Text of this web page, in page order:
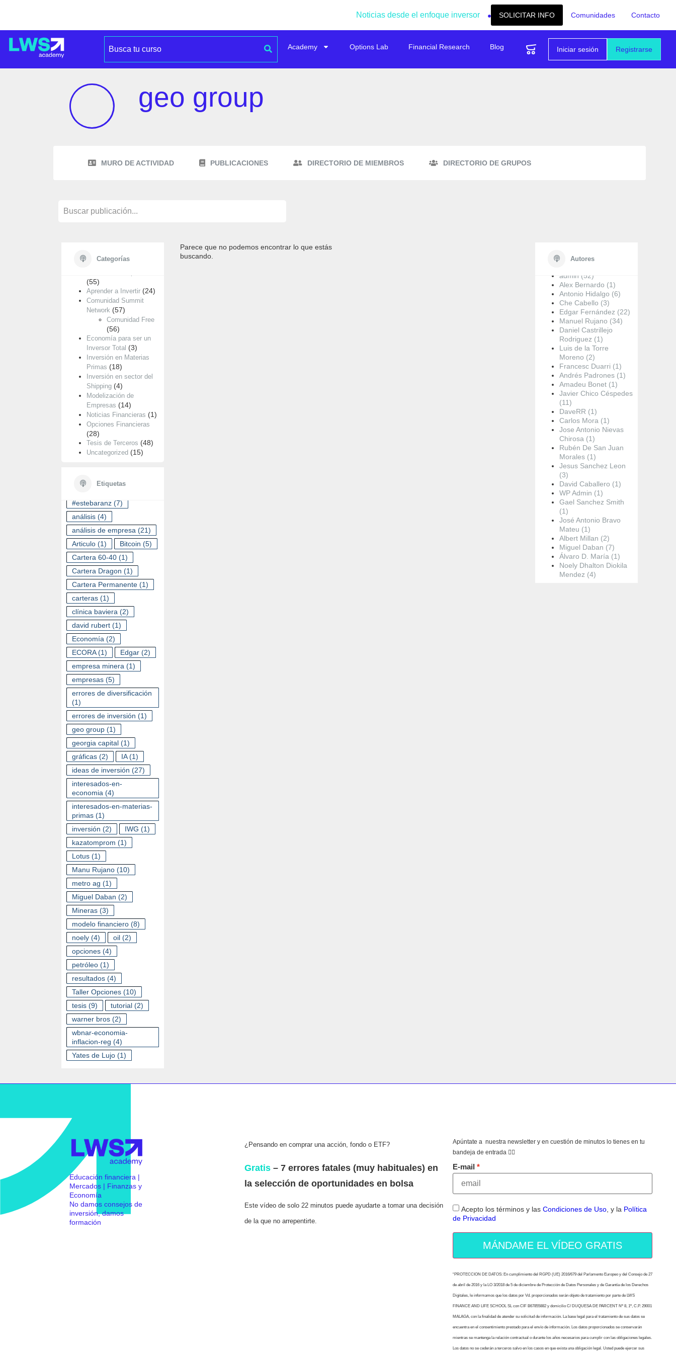
Noticias desde el enfoque inversor SOLICITAR INFO Comunidades Contacto
Registrarse
Iniciar sesión
Academy Options Lab Financial Research Blog
geo group
MURO DE ACTIVIDAD PUBLICACIONES DIRECTORIO DE MIEMBROS DIRECTORIO DE GRUPOS
Categorías
Categorías
(55)
Aprender a Invertir (24)
Comunidad Summit
Network (57)
Comunidad Free
(56)
Economía para ser un
Inversor Total (3)
Inversión en Materias
Primas (18)
Inversión en sector del
Shipping (4)
Modelización de
Empresas (14)
Noticias Financieras (1)
Opciones Financieras
(28)
Tesis de Terceros (48)
Uncategorized (15)
Etiquetas
ETIQUETAS
#estebaranz (7)
análisis (4)
análisis de empresa (21)
Articulo (1) Bitcoin (5)
Cartera 60-40 (1)
Cartera Dragon (1)
Cartera Permanente (1)
carteras (1)
clínica baviera (2)
david rubert (1)
Economía (2)
ECORA(1) Edgar (2)
empresa minera (1)
empresas (5)
errores de diversificación
(1)
errores de inversión (1)
geo group (1)
georgia capital (1)
gráficas (2) IA(1)
ideas de inversión (27)
interesados-en-
economia (4)
interesados-en-materias-
primas (1)
inversión (2) IWG (1)
kazatomprom (1)
Lotus (1)
Manu Rujano (10)
metro ag (1)
Miguel Daban (2)
Mineras (3)
modelo financiero (8)
noely (4) oil (2)
opciones (4)
petróleo (1)
resultados (4)
Taller Opciones (10)
tesis (9) tutorial (2)
warner bros (2)
wbnar-economia-
inflacion-reg (4)
Yates de Lujo (1)
Parece que no podemos encontrar lo que estás
buscando.
Autores
admin (52)
Alex Bernardo (1)
Antonio Hidalgo (6)
Che Cabello (3)
Edgar Fernández (22)
Manuel Rujano (34)
Daniel Castrillejo
Rodriguez (1)
Luis de la Torre
Moreno (2)
Francesc Duarri (1)
Andrés Padrones (1)
Amadeu Bonet (1)
Javier Chico Céspedes
(11)
DaveRR (1)
Carlos Mora (1)
Jose Antonio Nievas
Chirosa (1)
Rubén De San Juan
Morales (1)
Jesus Sanchez Leon
(3)
David Caballero (1)
WP Admin (1)
Gael Sanchez Smith
(1)
José Antonio Bravo
Mateu (1)
Albert Millan (2)
Miguel Daban (7)
Álvaro D. María (1)
Noely Dhalton Diokila
Mendez (4)
Educación financiera |
Mercados | Finanzas y
Economía
No damos consejos de
inversión, damos
formación
¿Pensando en comprar una acción, fondo o ETF?
Gratis– 7 errores fatales (muy habituales) en
la selección de oportunidades en bolsa
Este vídeo de solo 22 minutos puede ayudarte a tomar una decisión
de la que no arrepentirte.
Apúntate a nuestra newsletter y en cuestión de minutos lo tienes en tu
bandeja de entrada 👇🏻
E-mail
Acepto los términos y las Condiciones de Uso, y la Política
de Privacidad
MÁNDAME EL VÍDEO GRATIS
“PROTECCION DE DATOS: En cumplimiento del RGPD (UE) 2016/679 del Parlamento Europeo y del Consejo de 27
de abril de 2016 y la LO 3/2018 de 5 de diciembre de Protección de Datos Personales y de Garantía de los Derechos
Digitales, le informamos que los datos por Vd. proporcionados serán objeto de tratamiento por parte de LWS
FINANCE AND LIFE SCHOOL SL con CIF B67855882 y domicilio C/ DUQUESA DE PARCENT Nº 8, 1º, C.P. 29001
MALAGA, con la finalidad de atender su solicitud de información. La base legal para el tratamiento de sus datos se
encuentra en el consentimiento prestado para el envío de información. Los datos proporcionados se conservarán
mientras se mantenga la relación contractual o durante los años necesarios para cumplir con las obligaciones legales.
Los datos no se cederán a terceros salvo en los casos en que exista una obligación legal. Usted puede ejercer sus